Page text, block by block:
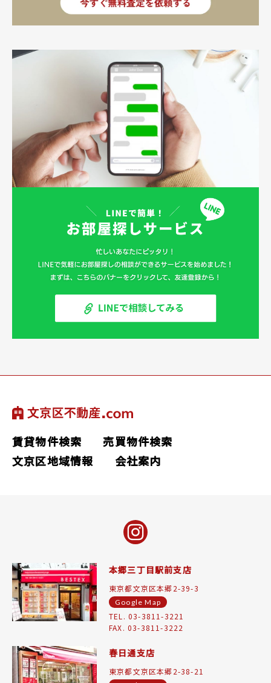
賃貸物件検索
売買物件検索
文京区地域情報
会社案内
本郷三丁目駅前支店
東京都文京区本郷2-39-3
Google Map
TEL. 03-3811-3221
FAX. 03-3811-3222
春日通支店
東京都文京区本郷2-38-21